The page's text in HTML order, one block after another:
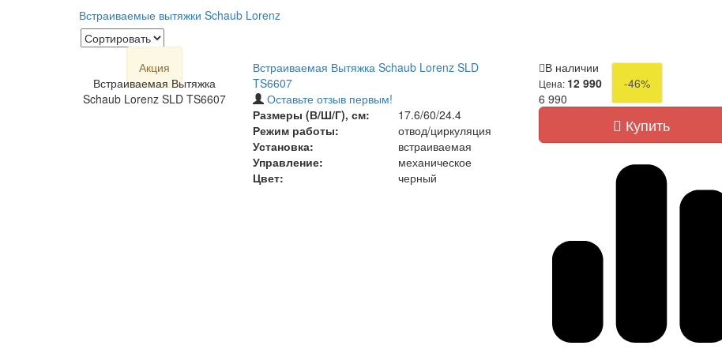
Встраиваемые вытяжки Schaub Lorenz
Акция
Встраиваемая Вытяжка
Schaub Lorenz SLD TS6607
Встраиваемая Вытяжка Schaub Lorenz SLD
TS6607
Оставьте отзыв первым!
Размеры (В/Ш/Г), см:
17.6/60/24.4
Режим работы:
отвод/циркуляция
Установка:
встраиваемая
Управление:
механическое
Цвет:
черный
В наличии
Цена: 12 990
-46%
6 990
Купить